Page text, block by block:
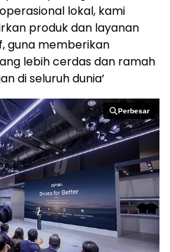
lokal, kami
produk dan layanan
guna memberikan
lebih cerdas dan ramah
di seluruh dunia’
Perbesar
Perbesar